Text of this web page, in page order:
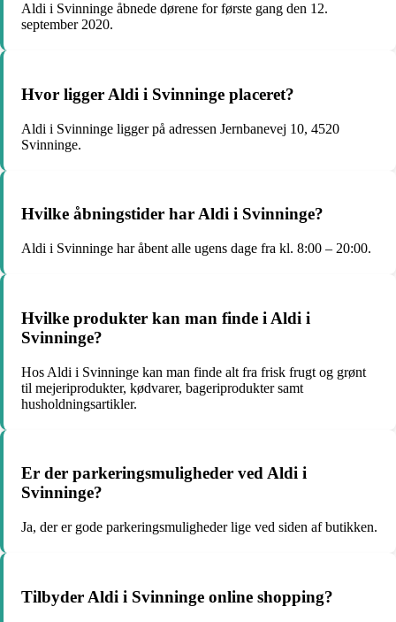
Aldi i Svinninge åbnede dørene for første gang den 12.
september 2020.
Hvor ligger Aldi i Svinninge placeret?
Aldi i Svinninge ligger på adressen Jernbanevej 10, 4520
Svinninge.
Hvilke åbningstider har Aldi i Svinninge?
Aldi i Svinninge har åbent alle ugens dage fra kl. 8:00 – 20:00.
Hvilke produkter kan man finde i Aldi i
Svinninge?
Hos Aldi i Svinninge kan man finde alt fra frisk frugt og grønt
til mejeriprodukter, kødvarer, bageriprodukter samt
husholdningsartikler.
Er der parkeringsmuligheder ved Aldi i
Svinninge?
Ja, der er gode parkeringsmuligheder lige ved siden af butikken.
Tilbyder Aldi i Svinninge online shopping?